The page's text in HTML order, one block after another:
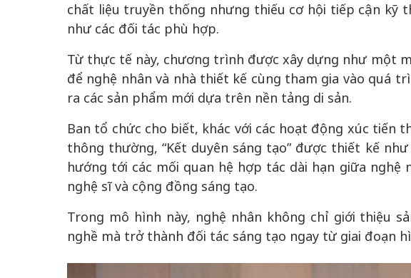
chất liệu truyền thống nhưng thiếu cơ hội tiếp cận kỹ
như các đối tác phù hợp.
Từ thực tế này, chương trình được xây dựng như một
để nghệ nhân và nhà thiết kế cùng tham gia vào quá
ra các sản phẩm mới dựa trên nền tảng di sản.
Ban tổ chức cho biết, khác với các hoạt động xúc tiến
thông thường, “Kết duyên sáng tạo” được thiết kế
hướng tới các mối quan hệ hợp tác dài hạn giữa nghệ
nghệ sĩ và cộng đồng sáng tạo.
Trong mô hình này, nghệ nhân không chỉ giới thiệu
nghề mà trở thành đối tác sáng tạo ngay từ giai đoạn